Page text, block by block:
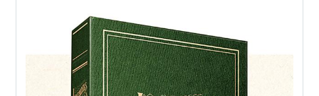
Atlas」も来る！